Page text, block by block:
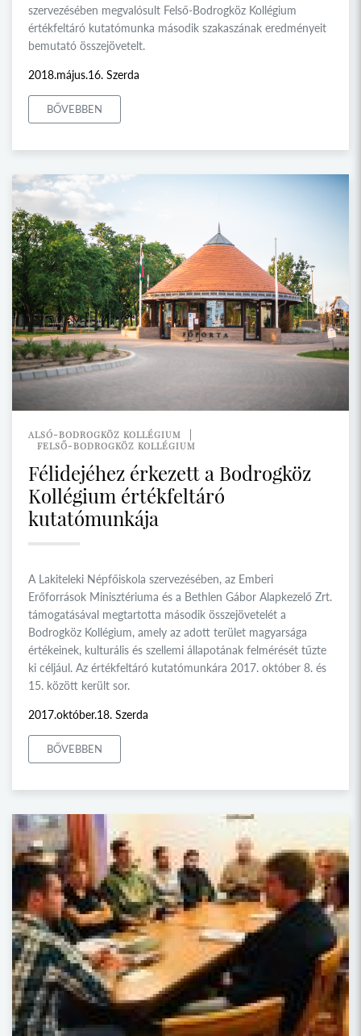
szervezésében megvalósult Felső-Bodrogköz Kollégium
értékfeltáró kutatómunka második szakaszának eredményeit
bemutató összejövetelt.
2018.május.16. Szerda
BŐVEBBEN
ALSÓ-BODROGKÖZ KOLLÉGIUM
FELSŐ-BODROGKÖZ KOLLÉGIUM
Félidejéhez érkezett a Bodrogköz
Kollégium értékfeltáró
kutatómunkája
A Lakiteleki Népfőiskola szervezésében, az Emberi
Erőforrások Minisztériuma és a Bethlen Gábor Alapkezelő Zrt.
támogatásával megtartotta második összejövetelét a
Bodrogköz Kollégium, amely az adott terület magyarsága
értékeinek, kulturális és szellemi állapotának felmérését tűzte
ki céljául. Az értékfeltáró kutatómunkára 2017. október 8. és
15. között került sor.
2017.október.18. Szerda
BŐVEBBEN